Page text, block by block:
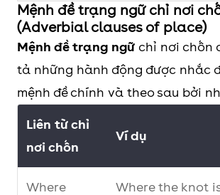
good until
it.
Whenever
Whenever I
seems to be
Hardly/Scarcely
No sooner
phone rang.
Mệnh đề trạng ngữ chỉ nơi
(Adverbial clauses of place)
Mệnh đề trạng ngữ chỉ nơi chốn
tả những hành động được nhắc
mệnh đề chính và theo sau bởi
Liên từ chỉ
nơi chốn
Ví dụ
Where
Where the knot